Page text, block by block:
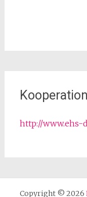
http://www.ehs-
Copyright © 2026